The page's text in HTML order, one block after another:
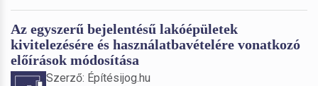
Az egyszerű bejelentésű lakóépületek
kivitelezésére és használatbavételére vonatkozó
előírások módosítása
Szerző: Építésijog.hu